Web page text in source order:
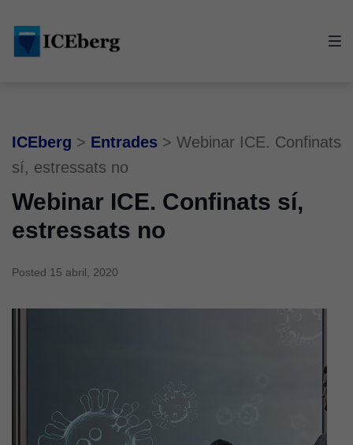
main
content
footer
ICEberg > Entrades > Webinar ICE. Confinats
sí, estressats no
Webinar ICE. Confinats sí,
estressats no
Posted 15 abril, 2020